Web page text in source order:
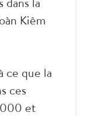
Kiêm
ce que la
ces
et